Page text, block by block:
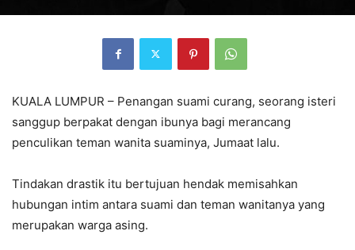
KUALA LUMPUR – Penangan suami curang, seorang isteri
sanggup berpakat dengan ibunya bagi merancang
penculikan teman wanita suaminya, Jumaat lalu.
Tindakan drastik itu bertujuan hendak memisahkan
hubungan intim antara suami dan teman wanitanya yang
merupakan warga asing.